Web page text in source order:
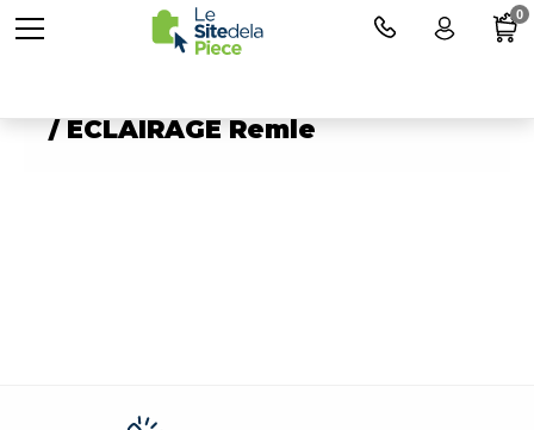
/ ECLAIRAGE Remle
0